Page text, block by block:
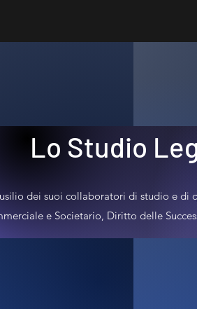
Lo Studio
dei suoi collaboratori di studio e di
e Societario, Diritto delle